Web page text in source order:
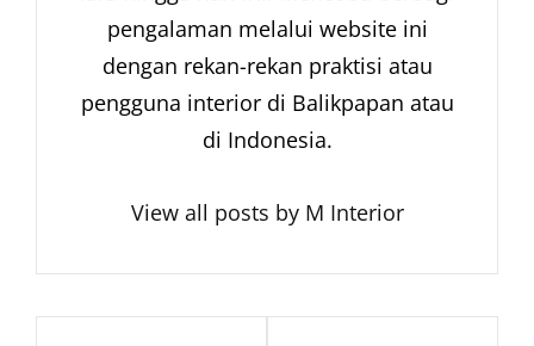
pengalaman melalui website ini
dengan rekan-rekan praktisi atau
pengguna interior di Balikpapan atau
di Indonesia.
View all posts by M Interior